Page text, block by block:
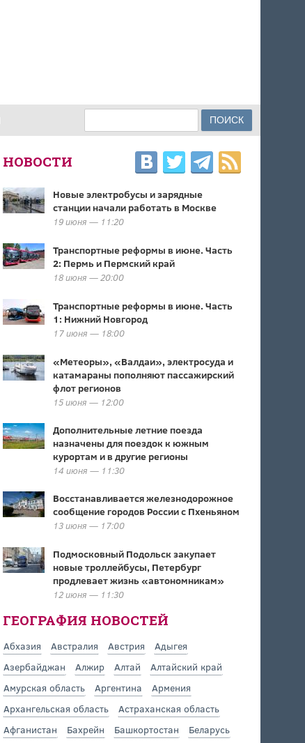
ФОРМА ПОИСКА
НОВОСТИ
Новые электробусы и зарядные
станции начали работать в Москве
19 июня — 11:20
Транспортные реформы в июне. Часть
2: Пермь и Пермский край
18 июня — 20:00
Транспортные реформы в июне. Часть
1: Нижний Новгород
17 июня — 18:00
«Метеоры», «Валдаи», электросуда и
катамараны пополняют пассажирский
флот регионов
15 июня — 12:00
Дополнительные летние поезда
назначены для поездок к южным
курортам и в другие регионы
14 июня — 11:30
Восстанавливается железнодорожное
сообщение городов России с Пхеньяном
13 июня — 17:00
Подмосковный Подольск закупает
новые троллейбусы, Петербург
продлевает жизнь «автономникам»
12 июня — 11:30
ГЕОГРАФИЯ НОВОСТЕЙ
Абхазия Австралия Австрия
Адыгея
Азербайджан
Алжир Алтай
Алтайский край
Амурская область
Аргентина
Армения
Архангельская область
Астраханская область
Афганистан
Бахрейн Башкортостан
Беларусь